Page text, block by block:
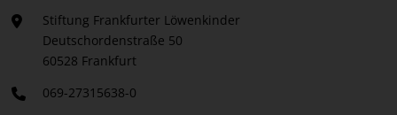
Stiftung Frankfurter Löwenkinder
Deutschordenstraße 50
60528 Frankfurt
069-27315638-0